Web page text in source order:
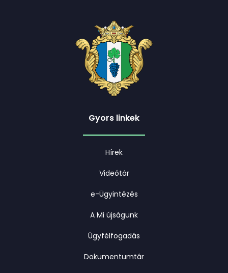
Gyors linkek
Hírek
Videótár
e-Ügyintézés
A Mi újságunk
Ügyfélfogadás
Dokumentumtár